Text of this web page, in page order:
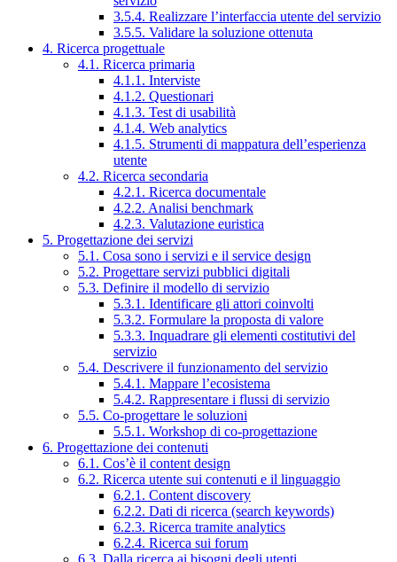
3.5.4. Realizzare l’interfaccia utente del servizio
3.5.5. Validare la soluzione ottenuta
4. Ricerca progettuale
4.1. Ricerca primaria
4.1.1. Interviste
4.1.2. Questionari
4.1.3. Test di usabilità
4.1.4. Web analytics
4.1.5. Strumenti di mappatura dell’esperienza
utente
4.2. Ricerca secondaria
4.2.1. Ricerca documentale
4.2.2. Analisi benchmark
4.2.3. Valutazione euristica
5. Progettazione dei servizi
5.1. Cosa sono i servizi e il service design
5.2. Progettare servizi pubblici digitali
5.3. Definire il modello di servizio
5.3.1. Identificare gli attori coinvolti
5.3.2. Formulare la proposta di valore
5.3.3. Inquadrare gli elementi costitutivi del
servizio
5.4. Descrivere il funzionamento del servizio
5.4.1. Mappare l’ecosistema
5.4.2. Rappresentare i flussi di servizio
5.5. Co-progettare le soluzioni
5.5.1. Workshop di co-progettazione
6. Progettazione dei contenuti
6.1. Cos’è il content design
6.2. Ricerca utente sui contenuti e il linguaggio
6.2.1. Content discovery
6.2.2. Dati di ricerca (search keywords)
6.2.3. Ricerca tramite analytics
6.2.4. Ricerca sui forum
6.3. Dalla ricerca ai bisogni degli utenti